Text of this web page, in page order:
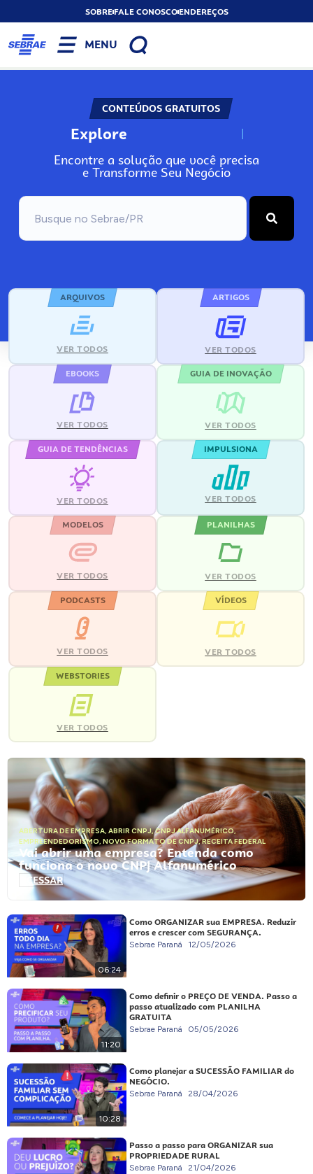
SOBREFALE CONOSCOENDEREÇOS
MENU
CONTEÚDOS GRATUITOS
Explore N
Encontre a solução que você precisa
e Transforme Seu Negócio
ARQUIVOS
VER TODOS
ARTIGOS
VER TODOS
EBOOKS
VER TODOS
GUIA DE INOVAÇÃO
VER TODOS
GUIA DE TENDÊNCIAS
VER TODOS
IMPULSIONA
VER TODOS
MODELOS
VER TODOS
PLANILHAS
VER TODOS
PODCASTS
VER TODOS
VÍDEOS
VER TODOS
WEBSTORIES
VER TODOS
ABERTURA DE EMPRESA, ABRIR CNPJ,CNPJ ALFANUMÉRICO,
EMPREENDEDORISMO, NOVO FORMATO DE CNPJ,RECEITA FEDERAL
Vai abrir uma empresa? Entenda como
funciona o novo CNPJ Alfanumérico
ACESSAR
06:24
Como ORGANIZAR sua EMPRESA. Reduzir
erros e crescer com SEGURANÇA.
Sebrae Paraná 12/05/2026
11:20
Como definir o PREÇO DE VENDA. Passo a
passo atualizado com PLANILHA
GRATUITA
Sebrae Paraná 05/05/2026
10:28
Como planejar a SUCESSÃO FAMILIAR do
NEGÓCIO.
Sebrae Paraná 28/04/2026
Passo a passo para ORGANIZAR sua
PROPRIEDADE RURAL
Sebrae Paraná 21/04/2026